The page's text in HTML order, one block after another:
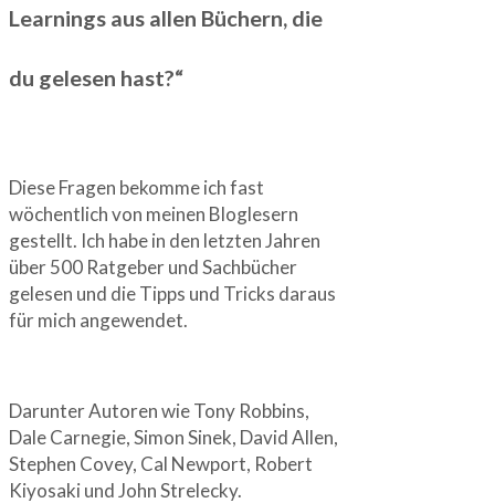
Learnings aus allen Büchern, die
du gelesen hast?“
Diese Fragen bekomme ich fast
wöchentlich von meinen Bloglesern
gestellt. Ich habe in den letzten Jahren
über 500 Ratgeber und Sachbücher
gelesen und die Tipps und Tricks daraus
für mich angewendet.
Darunter Autoren wie Tony Robbins,
Dale Carnegie, Simon Sinek, David Allen,
Stephen Covey, Cal Newport, Robert
Kiyosaki und John Strelecky.